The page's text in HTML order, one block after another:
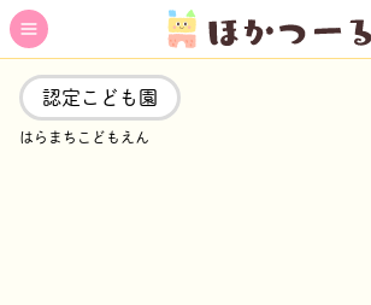
認定こども園
はらまちこどもえん